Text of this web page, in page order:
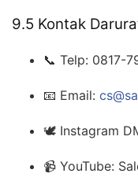
9.5 Kontak
📞 Telp: 0817-
📧 Email:
🕊️ Instagram
📹 YouTube: